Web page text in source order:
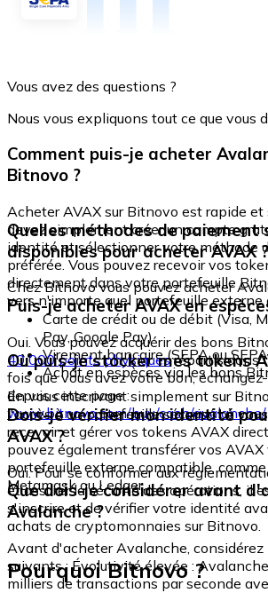
Vous avez des questions ?
Nous vous expliquons tout ce que vous
Comment puis-je acheter
Bitnovo ?
Acheter AVAX sur Bitnovo est rapide et
devez simplement créer un compte
identité et sélectionner votre méthode
préférée. Vous pouvez recevoir vos
directement dans votre portefeuille
vers n'importe quel portefeuille externe
Quelles méthodes de paiement
disponibles pour acheter AVAX ?
Chez Bitnovo vous pouvez acheter
Carte de crédit ou de débit (Visa,
Pay, Google Pay)
Virement bancaire (SEPA ou
Achat en espèces via les bons
Puis-je acheter AVAX en
Oui. Vous pouvez acquérir des bons
40 000 points physiquesrépartis dans
fois que vous avez votre bon,
depuis cette page :
www.bitnovo.com/buy/cash/avalanche/
Où puis-je stocker mes tokens
En vous inscrivant simplement sur
l'accès à un portefeuille sécurisé où
recevoir et gérer vos tokens AVAX
pouvez également transférer vos AVAX
portefeuille externe compatible,
Metamask ou Ledger.
Dois-je vérifier mon identité
AVAX ?
Oui. Pour se conformer aux
et assurer la sécurité des opérations, il
s'inscrire et de vérifier votre identité
achats de cryptomonnaies sur Bitnovo.
Que dois-je considérer avant
Avalanche ?
Avant d'acheter Avalanche, considérez
suivants : Évolutivité élevée :
milliers de transactions par seconde
Pourquoi Bitnovo ?